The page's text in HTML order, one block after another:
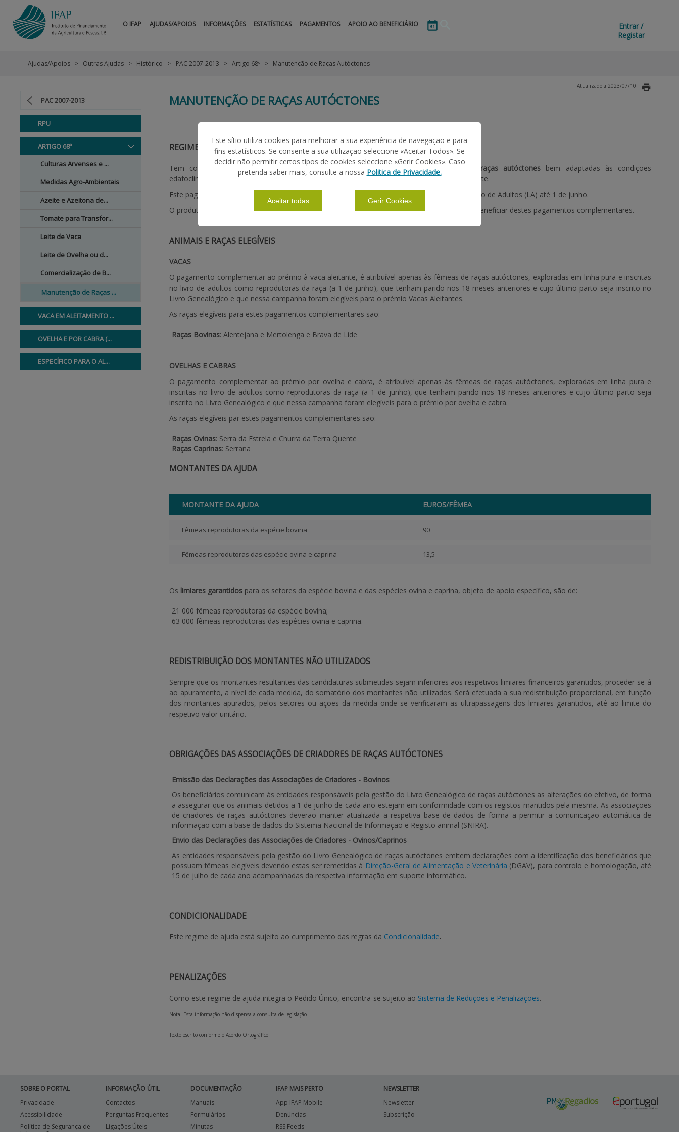
O IFAP AJUDAS/APOIOS INFORMAÇÕES ESTATÍSTICAS PAGAMENTOS APOIO AO BENEFICIÁRIO
Entrar /
Registar
PAC 2007-2013
RPU
ARTIGO 68º
Culturas Arvenses e ...
Medidas Agro-Ambientais
Azeite e Azeitona de...
Tomate para Transfor...
Leite de Vaca
Leite de Ovelha ou d...
Comercialização de B...
Manutenção de Raças ...
VACA EM ALEITAMENTO ...
OVELHA E POR CABRA (...
ESPECÍFICO PARA O AL...
Ajudas/Apoios Outras Ajudas Histórico PAC 2007-2013 Artigo 68º Manutenção de Raças Autóctones
MANUTENÇÃO DE RAÇAS AUTÓCTONES
Atualizado a 2023/07/10
REGIME DA AJUDA
Tem como objetivo apoiar a manutenção de sistemas agropecuários baseados em raças autóctones bem adaptadas às condições
edafoclimáticas locais, de forma a assegurar a preservação de um património genético relevante.
Este pagamento é atribuído anualmente às fêmeas exploradas em linha pura e inscritas no Livro de Adultos (LA) até 1 de junho.
O produtor tem de declarar, no Pedido de Ajudas para a
Campanha 2014, a sua intenção em beneficiar destes pagamentos complementares.
ANIMAIS E RAÇAS ELEGÍVEIS
VACAS
O pagamento complementar ao prémio à vaca aleitante, é atribuível apenas às fêmeas de raças autóctones, exploradas em linha pura e inscritas
no livro de adultos como reprodutoras da raça (a 1 de junho), que tenham parido nos 18 meses anteriores e cujo último parto seja inscrito no
Livro Genealógico e que nessa campanha foram elegíveis para o prémio Vacas Aleitantes.
As raças elegíveis para estes pagamentos complementares são:
Raças Bovinas: Alentejana e Mertolenga e Brava de Lide
OVELHAS E CABRAS
O pagamento complementar ao prémio por ovelha e cabra, é atribuível apenas às fêmeas de raças autóctones, exploradas em linha pura e
inscritas no livro de adultos como reprodutoras da raça (a 1 de junho), que tenham parido nos 18 meses anteriores e cujo último parto seja
inscrito no Livro Genealógico e que nessa campanha foram elegíveis para o prémio por ovelha e cabra.
As raças elegíveis par estes pagamentos complementares são:
Raças Ovinas: Serra da Estrela e Churra da Terra Quente
Raças Caprinas: Serrana
MONTANTES DA AJUDA
MONTANTE DA AJUDA EUROS/FÊMEA
Fêmeas reprodutoras da espécie bovina 90
Fêmeas reprodutoras das espécie ovina e caprina 13,5
Os limiares garantidos para os setores da espécie bovina e das espécies ovina e caprina, objeto de apoio específico, são de:
21 000 fêmeas reprodutoras da espécie bovina;
63 000 fêmeas reprodutoras das espécies ovina e caprina.
REDISTRIBUIÇÃO DOS MONTANTES NÃO UTILIZADOS
Sempre que os montantes resultantes das candidaturas submetidas sejam inferiores aos respetivos limiares financeiros garantidos, proceder-se-á
ao apuramento, a nível de cada medida, do somatório dos montantes não utilizados. Será efetuada a sua redistribuição proporcional, em função
dos montantes apurados, pelos setores ou ações da medida onde se verificaram as ultrapassagens dos limiares garantidos, até ao limite do
respetivo valor unitário.
OBRIGAÇÕES DAS ASSOCIAÇÕES DE CRIADORES DE RAÇAS AUTÓCTONES
Emissão das Declarações das Associações de Criadores - Bovinos
Os beneficiários comunicam às entidades responsáveis pela gestão do Livro Genealógico de raças autóctones as alterações do efetivo, de forma
a assegurar que os animais detidos a 1 de junho de cada ano estejam em conformidade com os registos mantidos pela mesma. As associações
de criadores de raças autóctones deverão manter atualizada a respetiva base de dados de forma a permitir a comunicação automática de
informação com a base de dados do Sistema Nacional de Informação e Registo animal (SNIRA).
Envio das Declarações das Associações de Criadores - Ovinos/Caprinos
As entidades responsáveis pela gestão do Livro Genealógico de raças autóctones emitem declarações com a identificação dos beneficiários que
possuam fêmeas elegíveis devendo estas ser remetidas à Direção-Geral de Alimentação e Veterinária (DGAV), para controlo e homologação, até
15 de julho de cada ano acompanhadas da respetiva informação em suporte informático.
CONDICIONALIDADE
Este regime de ajuda está sujeito ao cumprimento das regras da Condicionalidade.
PENALIZAÇÕES
Como este regime de ajuda integra o Pedido Único, encontra-se sujeito ao Sistema de Reduções e Penalizações.
Nota: Esta informação não dispensa a consulta de legislação
Texto escrito conforme o Acordo Ortográfico.
SOBRE O PORTAL
Privacidade
Acessibilidade
Política de Segurança de
INFORMAÇÃO ÚTIL
Contactos
Perguntas Frequentes
Ligações Úteis
DOCUMENTAÇÃO
Manuais
Formulários
Minutas
IFAP MAIS PERTO
App IFAP Mobile
Denúncias
RSS Feeds
NEWSLETTER
Newsletter
Subscrição
Este sítio utiliza cookies para melhorar a sua experiência de navegação e para
fins estatísticos. Se consente a sua utilização seleccione «Aceitar Todos». Se
decidir não permitir certos tipos de cookies seleccione «Gerir Cookies». Caso
pretenda saber mais, consulte a nossa Politica de Privacidade.
Aceitar todas Gerir Cookies